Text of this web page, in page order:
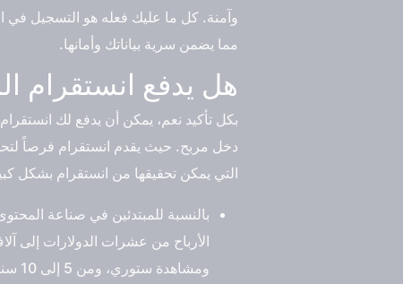
وآمنة. كل ما عليك فعله هو التسجيل في
مما يضمن سرية بياناتك وأمانها.
هل يدفع انستقرام
بكل تأكيد نعم، يمكن أن يدفع لك
دخل مربح. حيث يقدم انستقرام فرصاً
التي يمكن تحقيقها من انستقرام بشكل
بالنسبة للمبتدئين في صناعة
ومشاهدة ستوري، ومن 5 إلى 10 سنت لكل لايك.